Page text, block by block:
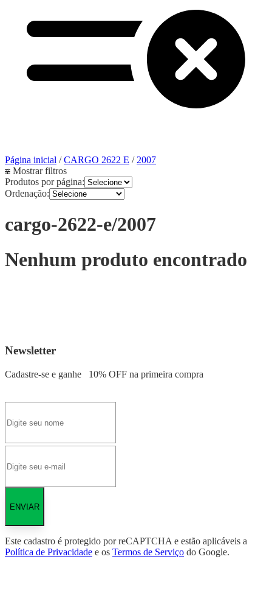
Página inicial /CARGO 2622 E /2007
Mostrar filtros
Produtos por página:
Ordenação:
cargo-2622-e/2007
Nenhum produto encontrado
Newsletter
Cadastre-se e ganhe 10% OFF na primeira compra
ENVIAR
Este cadastro é protegido por reCAPTCHA e estão aplicáveis a
Política de Privacidade e os Termos de Serviço do Google.